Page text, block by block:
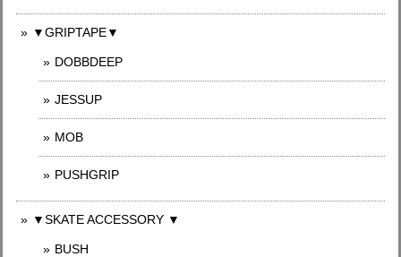
▼GRIPTAPE▼
DOBBDEEP
JESSUP
MOB
PUSHGRIP
▼SKATE ACCESSORY ▼
BUSH